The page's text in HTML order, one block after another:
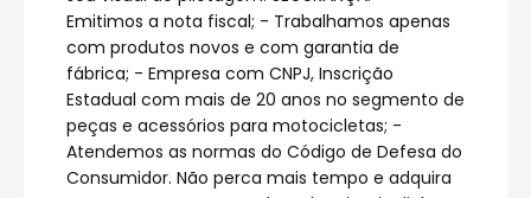
Emitimos a nota fiscal; - Trabalhamos apenas
com produtos novos e com garantia de
fábrica; - Empresa com CNPJ, Inscrição
Estadual com mais de 20 anos no segmento de
peças e acessórios para motocicletas; -
Atendemos as normas do Código de Defesa do
Consumidor. Não perca mais tempo e adquira